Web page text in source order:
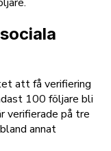
att få verifiering
100 följare bli
verifierade på tre
annat